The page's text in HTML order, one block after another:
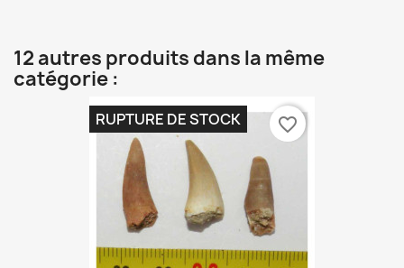
12 autres produits dans la même
catégorie :
RUPTURE DE STOCK favorite_border